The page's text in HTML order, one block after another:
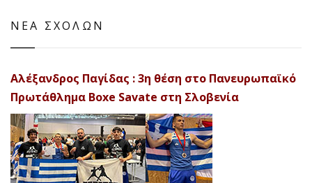
ΝΕΑ ΣΧΟΛΩΝ
Αλέξανδρος Παγίδας : 3η θέση στο Πανευρωπαϊκό
Πρωτάθλημα Boxe Savate στη Σλοβενία